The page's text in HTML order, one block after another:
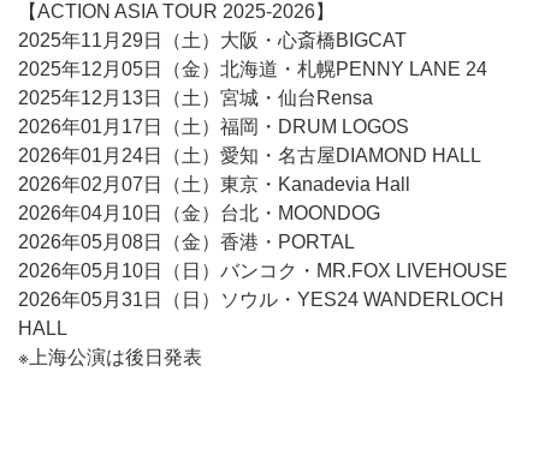
【ACTION ASIA TOUR 2025-2026】
2025年11月29日（土）大阪・心斎橋BIGCAT
2025年12月05日（金）北海道・札幌PENNY LANE 24
2025年12月13日（土）宮城・仙台Rensa
2026年01月17日（土）福岡・DRUM LOGOS
2026年01月24日（土）愛知・名古屋DIAMOND HALL
2026年02月07日（土）東京・Kanadevia Hall
2026年04月10日（金）台北・MOONDOG
2026年05月08日（金）香港・PORTAL
2026年05月10日（日）バンコク・MR.FOX LIVEHOUSE
2026年05月31日（日）ソウル・YES24 WANDERLOCH
HALL
※上海公演は後日発表